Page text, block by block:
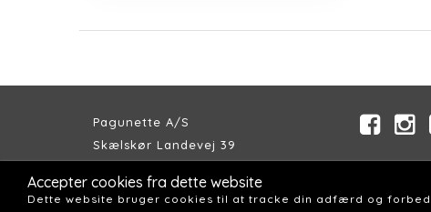
Pagunette A/S
Skælskør Landevej 39
Telefon: +45 58 57 04 00
Accepter cookies fra dette website
Dette website bruger cookies til at tracke din adfærd og